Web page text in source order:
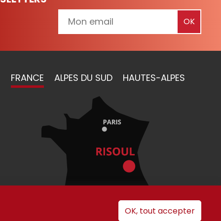
FRANCE ALPES DU SUD HAUTES-ALPES
OK, tout accepter